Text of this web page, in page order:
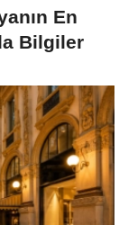
En
Bilgiler